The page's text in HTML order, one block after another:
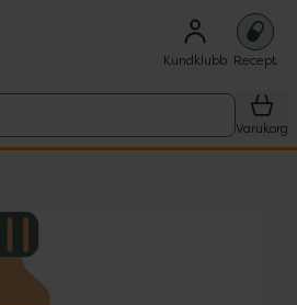
Kundklubb Recept
Varukorg
1 objekt.